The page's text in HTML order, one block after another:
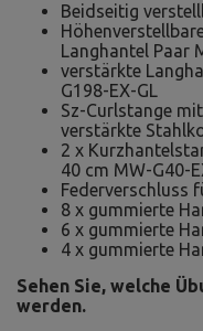
Beidseitig
Langhantel Paar
verstärkte
G198-EX-GL
Sz-Curlstange
verstärkte
2 x
40 cm MW-G40-
Federverschluss
8 x gummierte
6 x gummierte
4 x gummierte
Sehen Sie, welche
werden.